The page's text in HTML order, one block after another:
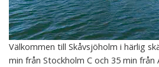
Välkommen till Skåvsjöholm i härlig
min från Stockholm C och 35 min från